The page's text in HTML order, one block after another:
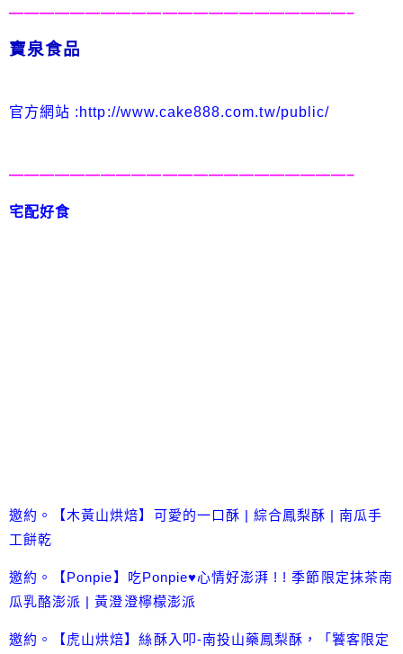
——————————————————————–
寶泉食品
官方網 站 : http://www.cake888.com.tw/public/
——————————————————————–
宅配好食
邀約。【木黃山烘焙】可愛的一口酥 | 綜合鳳梨酥 | 南瓜手
工餅乾
邀約。【Ponpie】吃Ponpie♥心情好澎湃 ! ! 季節限定抹茶南
瓜乳酪澎派 | 黃澄澄檸檬澎派
邀約。【虎山烘焙】絲酥入叩-南投山藥鳳梨酥，「饕客限定